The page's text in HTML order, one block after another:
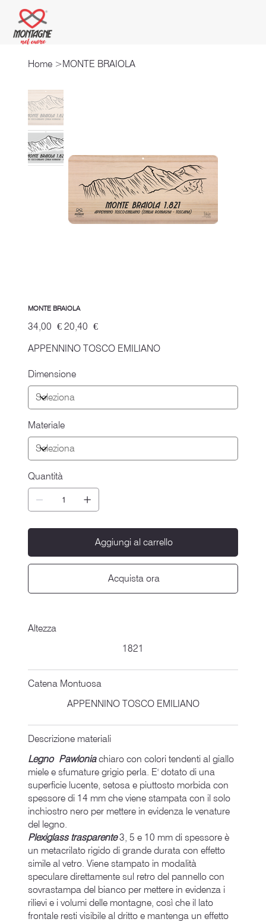
Home >MONTE BRAIOLA
MONTE BRAIOLA
Prezzo
originale
34,00 € Prezzo
scontato
20,40 €
APPENNINO TOSCO EMILIANO
Dimensione
Materiale
Quantità
Aggiungi al carrello
Acquista ora
Altezza
1821
Catena Montuosa
APPENNINO TOSCO EMILIANO
Descrizione materiali
Legno Pawloniachiaro con colori tendenti al giallo
miele e sfumature grigio perla. E' dotato di una
superficie lucente, setosa e piuttosto morbida con
spessore di 14 mm che viene stampata con il solo
inchiostro nero per mettere in evidenza le venature
del legno.
Plexiglass trasparente3, 5 e 10 mm di spessore è
un metacrilato rigido di grande durata con effetto
simile al vetro. Viene stampato in modalità
speculare direttamente sul retro del pannello con
sovrastampa del bianco per mettere in evidenza i
rilievi e i volumi delle montagne, così che il lato
frontale resti visibile al dritto e mantenga un effetto